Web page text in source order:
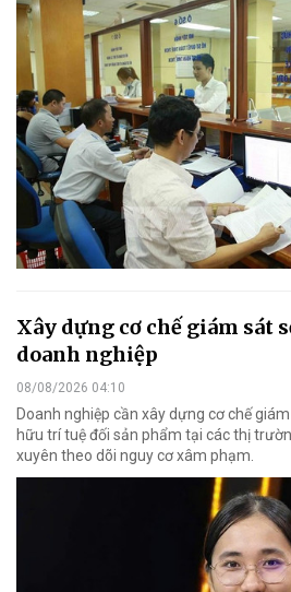
Xây dựng cơ chế giám sát
doanh nghiệp
08/08/2026 04:10
Doanh nghiệp cần xây dựng cơ chế
hữu trí tuệ đối sản phẩm tại các thị
xuyên theo dõi nguy cơ xâm phạm.